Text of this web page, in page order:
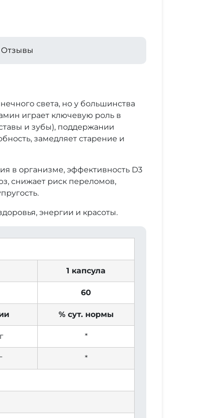
Отзывы
света, но у большинства
играет ключевую роль в
и зубы), поддержании
замедляет старение и
в организме, эффективность D3
снижает риск переломов,
энергии и красоты.
1 капсула
60
% сут. нормы
*
*